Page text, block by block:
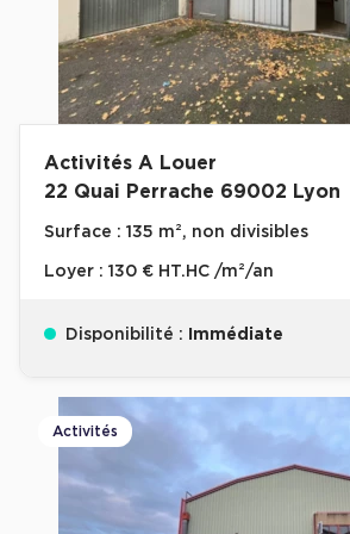
Activités A Louer
22 Quai Perrache 69002 Lyon
Surface : 135 m², non divisibles
Loyer : 130 € HT.HC /m²/an
Disponibilité : Immédiate
Activités